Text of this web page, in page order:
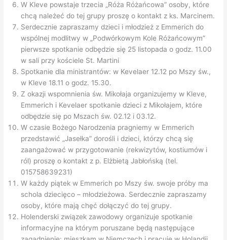
W Kleve powstaje trzecia „Róża Różańcowa” osoby, które
chcą należeć do tej grupy proszę o kontakt z ks. Marcinem.
Serdecznie zapraszamy dzieci i młodzież z Emmerich do
wspólnej modlitwy w „Podwórkowym Kole Różańcowym”
pierwsze spotkanie odbędzie się 25 listopada o godz. 11.00
w sali przy kościele St. Martini
Spotkanie dla ministrantów: w Kevelaer 12.12 po Mszy św.,
w Kleve 18.11 o godz. 15.30.
Z okazji wspomnienia św. Mikołaja organizujemy w Kleve,
Emmerich i Kevelaer spotkanie dzieci z Mikołajem, które
odbędzie się po Mszach św. 02.12 i 03.12.
W czasie Bożego Narodzenia pragniemy w Emmerich
przedstawić „Jasełka” dorośli i dzieci, którzy chcą się
zaangażować w przygotowanie (rekwizytów, kostiumów i
ról) proszę o kontakt z p. Elżbietą Jabłońską (tel.
015758639231)
W każdy piątek w Emmerich po Mszy św. swoje próby ma
schola dziecięco – młodzieżowa. Serdecznie zapraszamy
osoby, które mają chęć dołączyć do tej grupy.
Holenderski związek zawodowy organizuje spotkanie
informacyjne na którym poruszane będą następujące